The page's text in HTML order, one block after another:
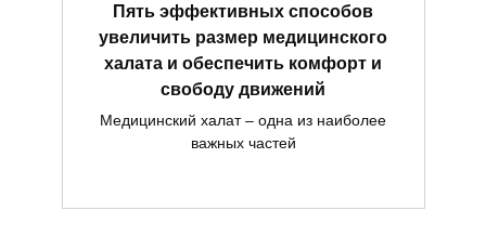
Пять эффективных способов
увеличить размер медицинского
халата и обеспечить комфорт и
свободу движений
Медицинский халат – одна из наиболее
важных частей